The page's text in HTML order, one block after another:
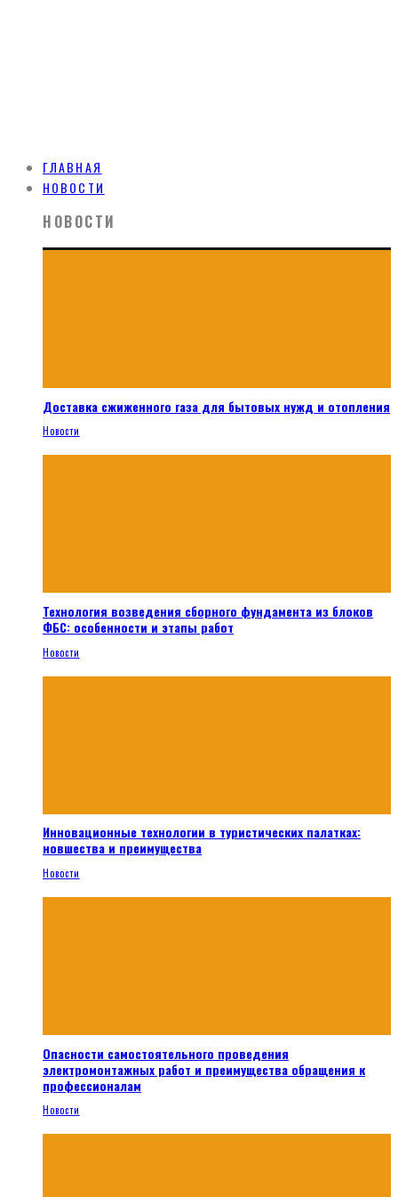
ГЛАВНАЯ
НОВОСТИ
НОВОСТИ
Доставка сжиженного газа для бытовых нужд и отопления
Новости
Технология возведения сборного фундамента из блоков
ФБС: особенности и этапы работ
Новости
Инновационные технологии в туристических палатках:
новшества и преимущества
Новости
Опасности самостоятельного проведения
электромонтажных работ и преимущества обращения к
профессионалам
Новости